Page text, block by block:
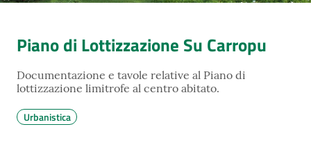
Piano di Lottizzazione Su Carropu
Documentazione e tavole relative al Piano di
lottizzazione limitrofe al centro abitato.
Urbanistica